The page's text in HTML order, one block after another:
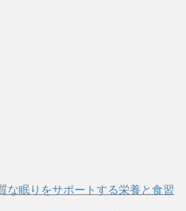
な眠りをサポートする栄養と食習